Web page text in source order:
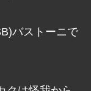
バストーニで